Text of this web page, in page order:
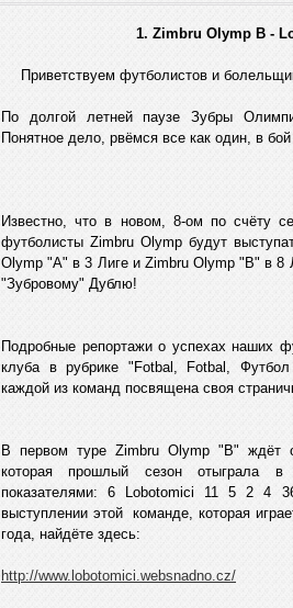
1. Zimbru Olymp B -
Приветствуем футболистов и
По долгой летней паузе Зубры
Понятное дело, рвёмся все как один, в
Известно, что в новом, 8-ом по счёту
футболисты Zimbru Olymp будут
Olymp "А" в 3 Лиге и Zimbru Olymp "B" в 8
"Зубровому" Дублю!
Подробные репортажи о успехах наших
клуба в рубрике "Fotbal, Fotbal,
каждой из команд посвящена своя
В первом туре Zimbru Olymp "B" ждёт
которая прошлый сезон отыграла
показателями: 6 Lobotomici 11 5 2
выступлении этой команде, которая
года, найдёте здесь:
http://www.lobotomici.websnadno.cz/